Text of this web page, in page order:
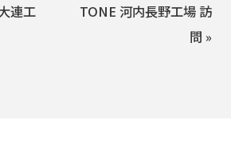
連工
TONE 河内長野工場 訪
問 »